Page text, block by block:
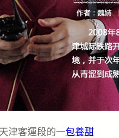
津客運段的一包養甜